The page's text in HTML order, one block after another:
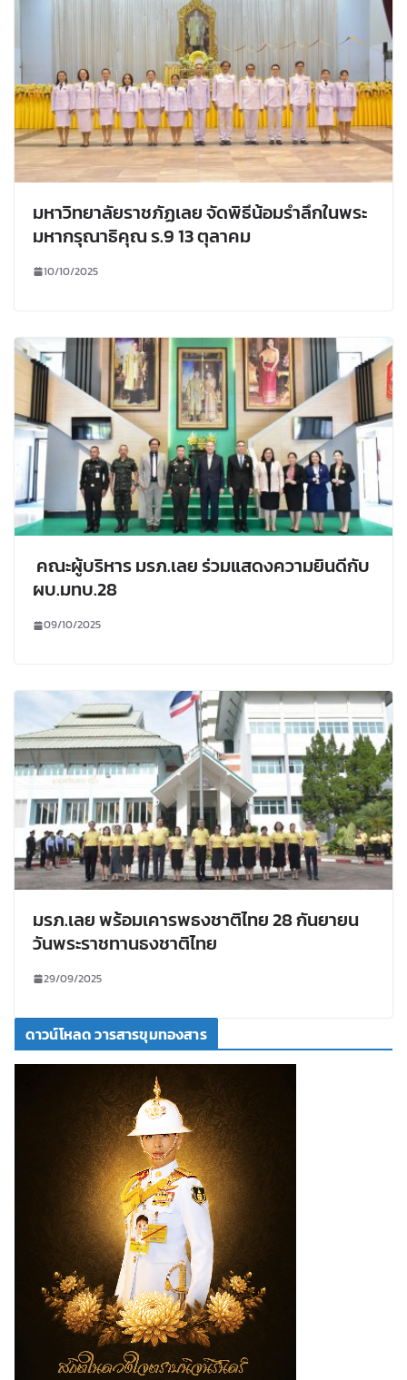
มหาวิทยาลัยราชภัฏเลย จัดพิธีน้อมรำลึกในพระ
มหากรุณาธิคุณ ร.9 13 ตุลาคม
10/10/2025
คณะผู้บริหาร มรภ.เลย ร่วมแสดงความยินดีกับ
ผบ.มทบ.28
09/10/2025
มรภ.เลย พร้อมเคารพธงชาติไทย 28 กันยายน
วันพระราชทานธงชาติไทย
29/09/2025
ดาวน์โหลด วารสารขุมทองสาร